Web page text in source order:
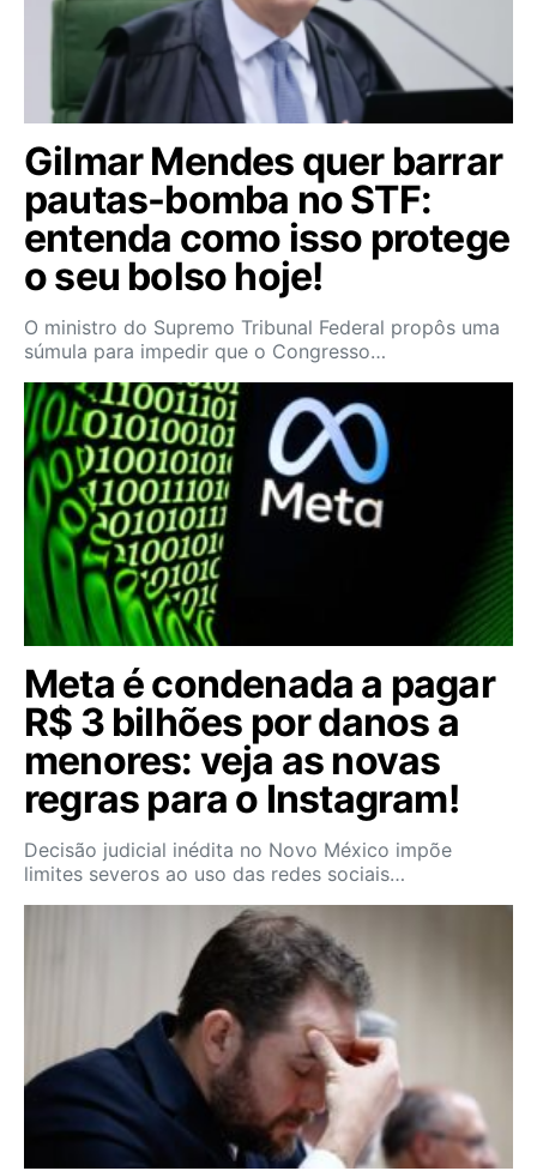
Gilmar Mendes quer barrar
pautas-bomba no STF:
entenda como isso protege
o seu bolso hoje!
O ministro do Supremo Tribunal Federal propôs uma
súmula para impedir que o Congresso…
Meta é condenada a pagar
R$ 3 bilhões por danos a
menores: veja as novas
regras para o Instagram!
Decisão judicial inédita no Novo México impõe
limites severos ao uso das redes sociais…